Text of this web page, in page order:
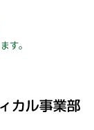
す。